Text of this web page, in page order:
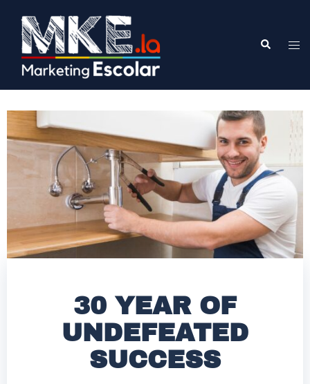
30 YEAR OF
UNDEFEATED
SUCCESS